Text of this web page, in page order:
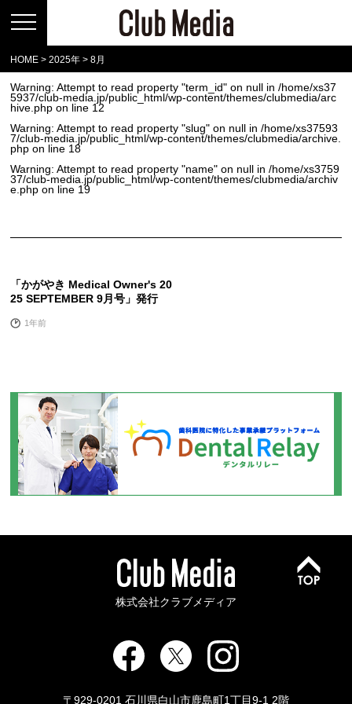
HOME >2025年 >8月
Warning: Attempt to read property "term_id" on null in/home/xs37
5937/club-media.jp/public_html/wp-content/themes/clubmedia/arc
hive.php on line 12
Warning: Attempt to read property "slug" on null in/home/xs37593
7/club-media.jp/public_html/wp-content/themes/clubmedia/archive.
php on line 18
Warning: Attempt to read property "name" on null in/home/xs3759
37/club-media.jp/public_html/wp-content/themes/clubmedia/archiv
e.php on line 19
「かがやき Medical Owner's 20
25 SEPTEMBER 9月号」発行
1年前
株式会社クラブメディア
〒929-0201 石川県白山市鹿島町1丁目9-1 2階